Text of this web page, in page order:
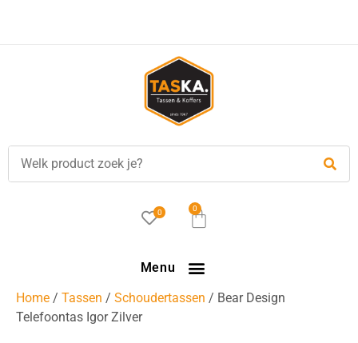
besteld, is vandaag verzonden!
0 0
Menu
Home / Tassen / Schoudertassen / Bear Design
Telefoontas Igor Zilver